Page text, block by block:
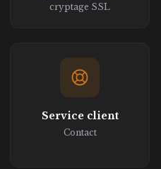
cryptage SSL
Service client
Contact